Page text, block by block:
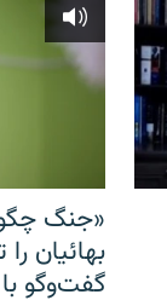
«جنگ
بهائیان
گفت‌وگو